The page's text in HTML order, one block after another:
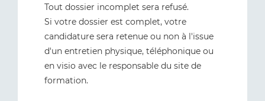
Tout dossier incomplet sera refusé.
Si votre dossier est complet, votre
candidature sera retenue ou non à l'issue
d'un entretien physique, téléphonique ou
en visio avec le responsable du site de
formation.